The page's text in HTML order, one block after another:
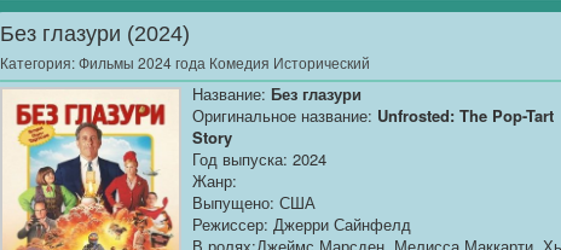
Качество:WEB-DLRip
Без глазури (2024)
Категория:Фильмы 2024 года Комедия Исторический
Название: Без глазури
Оригинальное название: Unfrosted: The Pop-Tart
Story
Год выпуска: 2024
Жанр:
Выпущено: США
Режиссер: Джерри Сайнфелд